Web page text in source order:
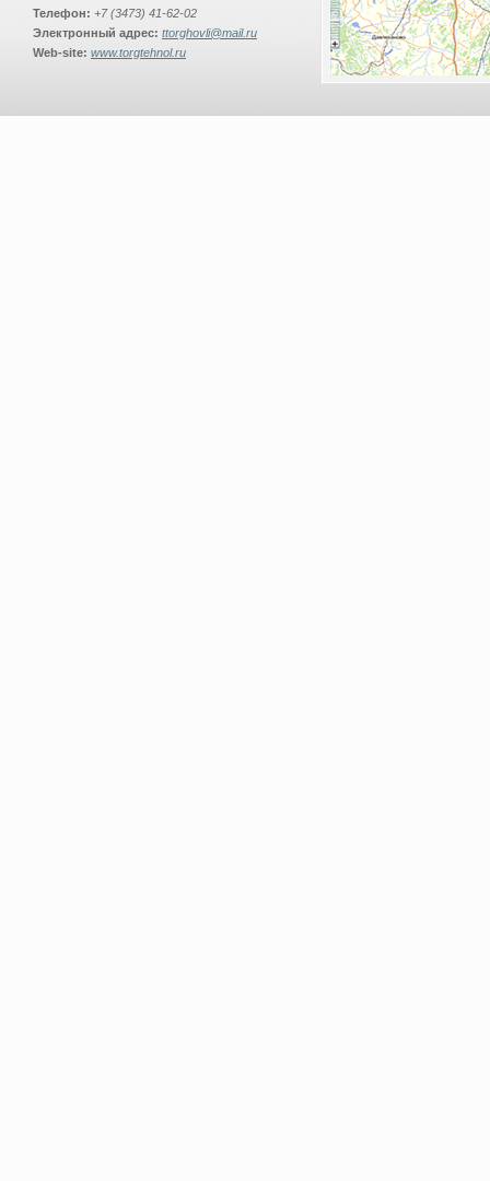
Телефон: +7 (3473) 41-62-02
Электронный адрес: ttorghovli@mail.ru
Web-site: www.torgtehnol.ru